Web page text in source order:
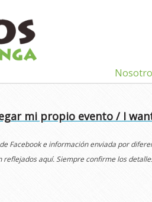
mi propio evento / I
Facebook e información enviada por
reflejados aquí. Siempre confirme los